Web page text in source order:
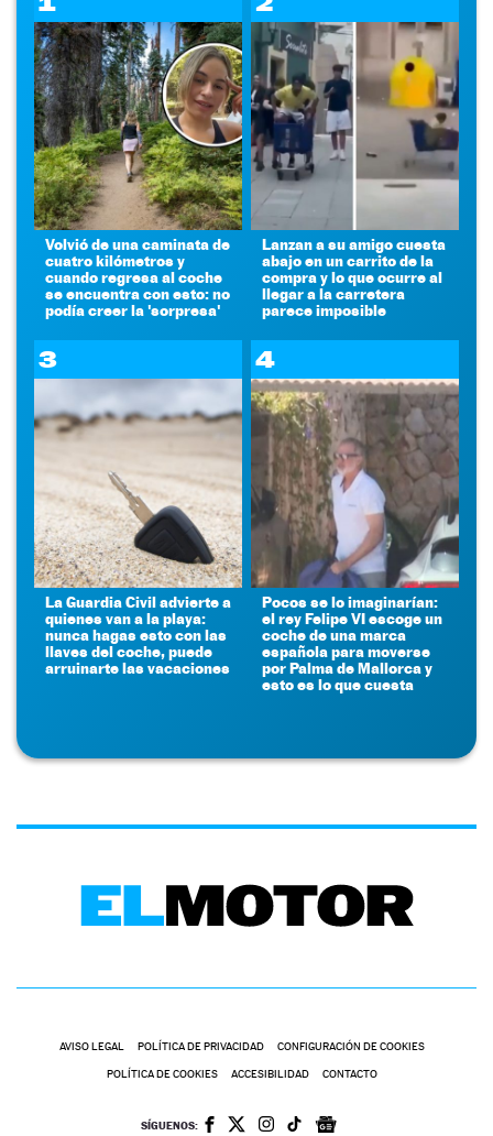
Volvió de una caminata de
cuatro kilómetros y
cuando regresa al coche
se encuentra con esto: no
podía creer la 'sorpresa'
Lanzan a su amigo cuesta
abajo en un carrito de la
compra y lo que ocurre al
llegar a la carretera
parece imposible
3
La Guardia Civil advierte a
quienes van a la playa:
nunca hagas esto con las
llaves del coche, puede
arruinarte las vacaciones
4
Pocos se lo imaginarían:
el rey Felipe VI escoge un
coche de una marca
española para moverse
por Palma de Mallorca y
esto es lo que cuesta
AVISO LEGAL POLÍTICA DE PRIVACIDAD CONFIGURACIÓN DE COOKIES
POLÍTICA DE COOKIES ACCESIBILIDAD CONTACTO
SÍGUENOS: